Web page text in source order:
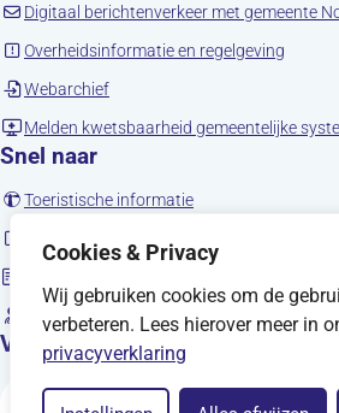
Cookies & Privacy
Wij gebruiken cookies om de
verbeteren. Lees hierover meer in
privacyverklaring
Digitaal berichtenverkeer met gemeente
Overheidsinformatie en regelgeving
Webarchief(opent in nieuw tabblad)
Melden kwetsbaarheid gemeentelijke
Snel naar
Toeristische informatie(opent in nieuw
Noordwijk en social media
Vacatures (opent in nieuw tabblad)
Volg ons
(opent in nieuw tabblad)
(opent in nieuw
(opent in(opent in